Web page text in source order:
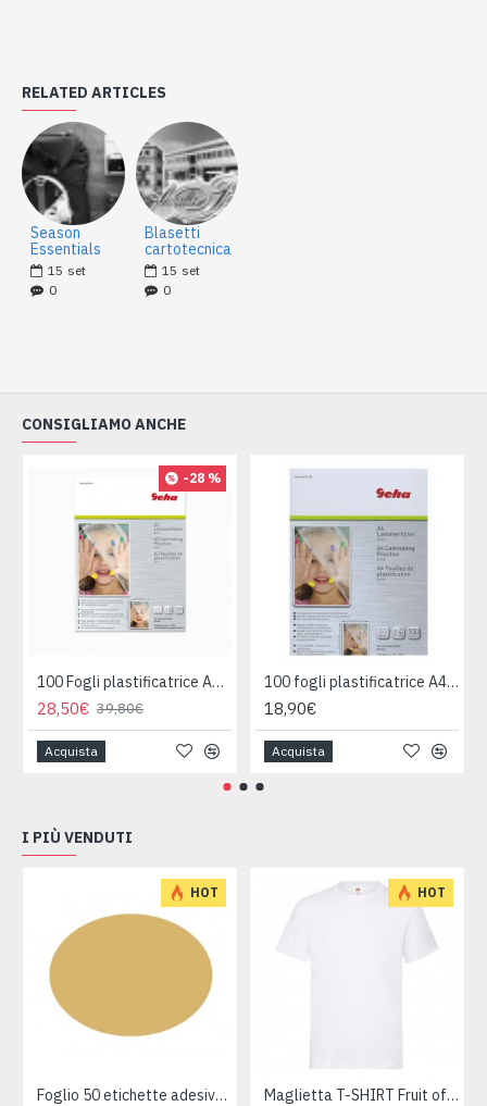
RELATED ARTICLES
Season
Essentials
15 set
0
Blasetti
cartotecnica
15 set
0
CONSIGLIAMO ANCHE
-28 %
100 Fogli plastificatrice A3 125 micron
28,50€ 39,80€
Acquista
100 fogli plastificatrice A4 80micron
18,90€
Acquista
I PIÙ VENDUTI
HOT
Foglio 50 etichette adesive ovali ORO mm 36x27
HOT
Maglietta T-SHIRT Fruit of The Loom HEAVY varie taglie